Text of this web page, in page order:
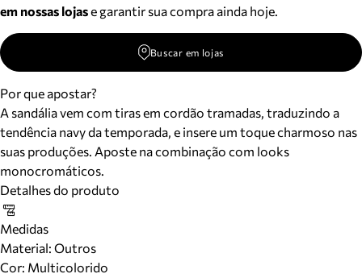
em nossas lojase garantir sua compra ainda hoje.
Buscar em lojas
Por que apostar?
A sandália vem com tiras em cordão tramadas, traduzindo a
tendência navy da temporada, e insere um toque charmoso nas
suas produções. Aposte na combinação com looks
monocromáticos.
Detalhes do produto
Medidas
Material: Outros
Cor: Multicolorido